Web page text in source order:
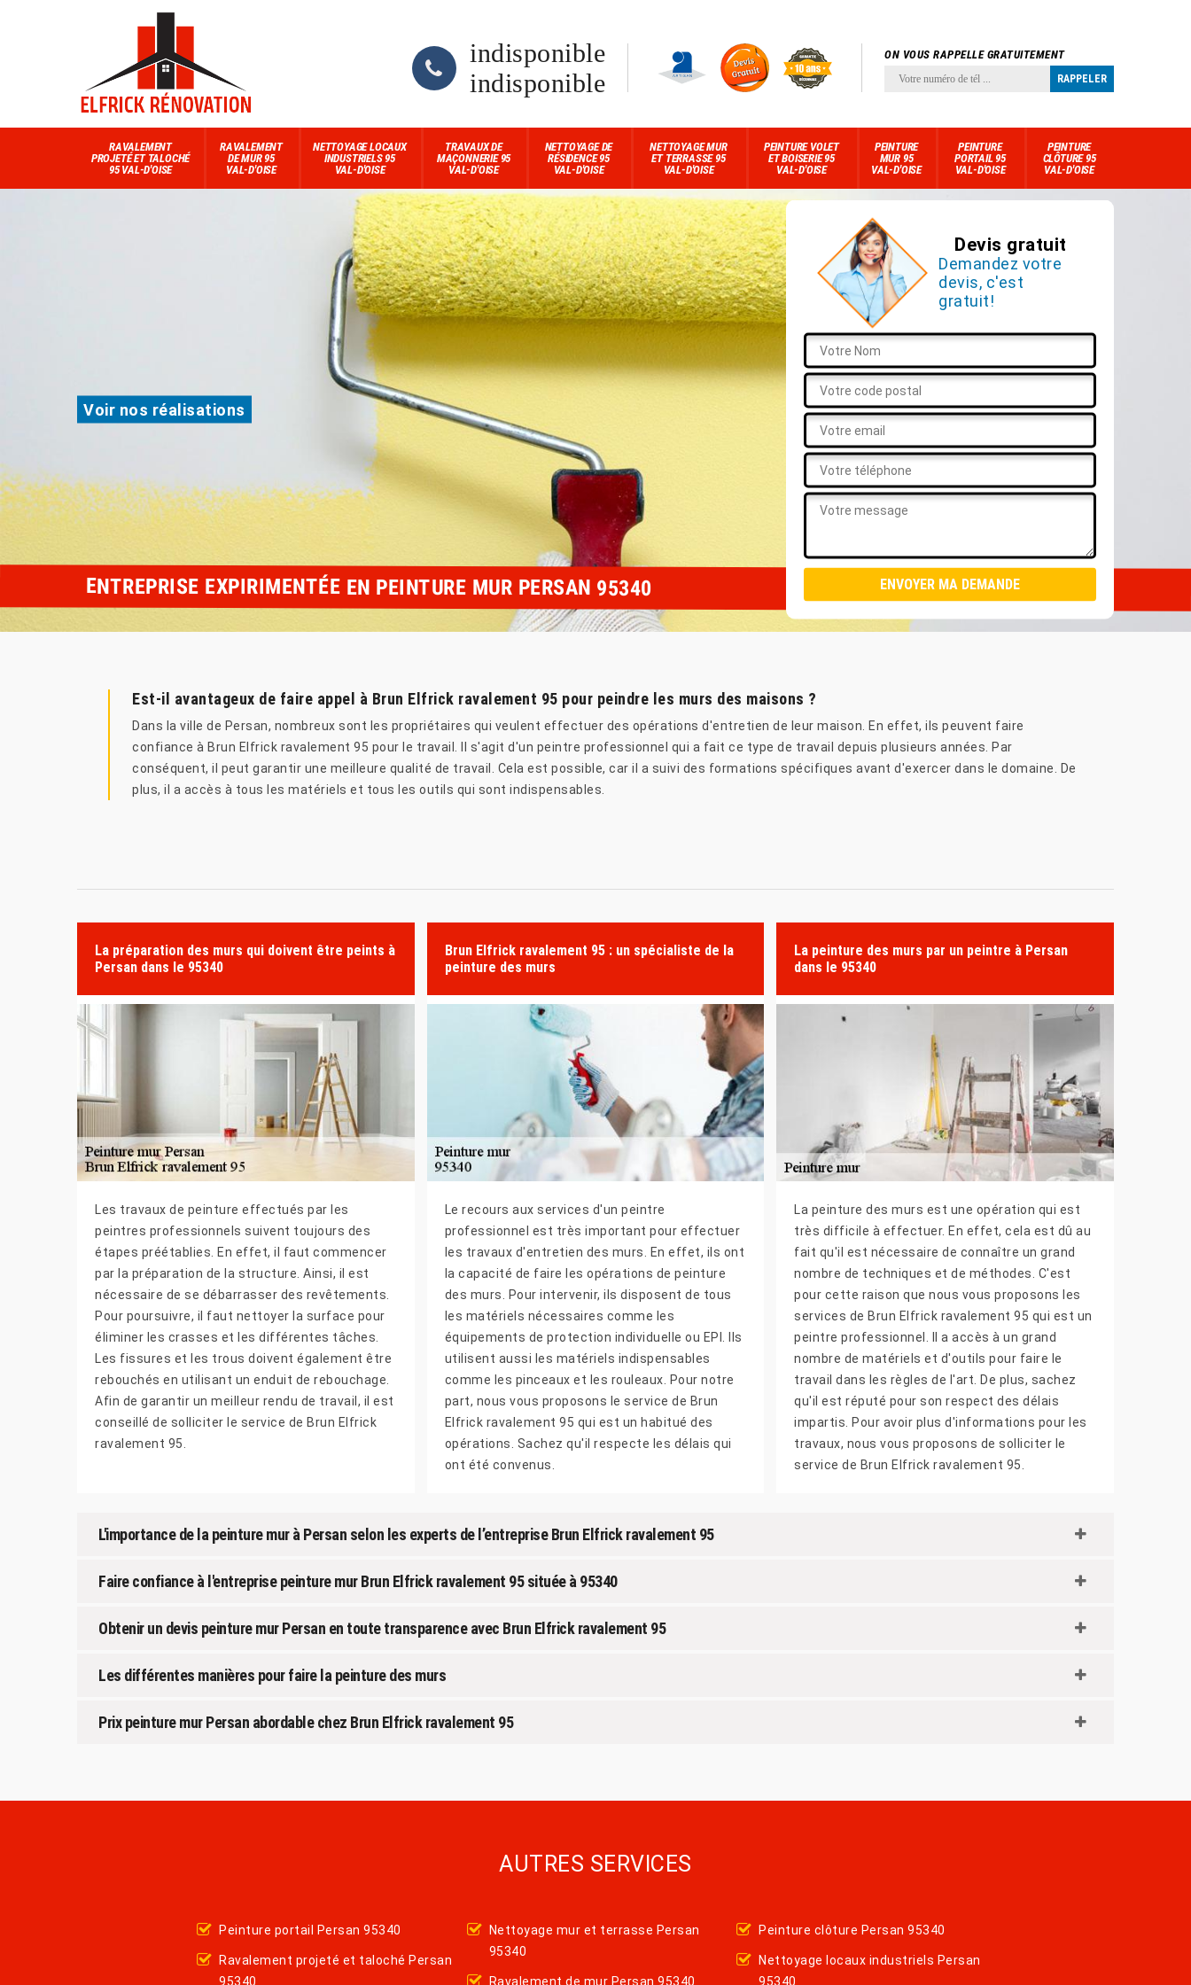
indisponible
indisponible
ON VOUS RAPPELLE GRATUITEMENT
RAVALEMENT
PROJETÉ ET TALOCHÉ
95 VAL-D'OISE
RAVALEMENT
DE MUR 95
VAL-D'OISE
NETTOYAGE LOCAUX
INDUSTRIELS 95
VAL-D'OISE
TRAVAUX DE
MAÇONNERIE 95
VAL-D'OISE
NETTOYAGE DE
RÉSIDENCE 95
VAL-D'OISE
NETTOYAGE MUR
ET TERRASSE 95
VAL-D'OISE
PEINTURE VOLET
ET BOISERIE 95
VAL-D'OISE
PEINTURE
MUR 95
VAL-D'OISE
PEINTURE
PORTAIL 95
VAL-D'OISE
PEINTURE
CLÔTURE 95
VAL-D'OISE
Voir nos réalisations
Devis gratuit
Demandez votre
devis, c'est
gratuit!
ENTREPRISE EXPIRIMENTÉE EN PEINTURE MUR PERSAN 95340
Est-il avantageux de faire appel à Brun Elfrick ravalement 95 pour peindre les murs des maisons ?
Dans la ville de Persan, nombreux sont les propriétaires qui veulent effectuer des opérations d'entretien de leur maison. En effet, ils peuvent faire
confiance à Brun Elfrick ravalement 95 pour le travail. Il s'agit d'un peintre professionnel qui a fait ce type de travail depuis plusieurs années. Par
conséquent, il peut garantir une meilleure qualité de travail. Cela est possible, car il a suivi des formations spécifiques avant d'exercer dans le domaine. De
plus, il a accès à tous les matériels et tous les outils qui sont indispensables.
La préparation des murs qui doivent être peints à
Persan dans le 95340
Les travaux de peinture effectués par les
peintres professionnels suivent toujours des
étapes préétablies. En effet, il faut commencer
par la préparation de la structure. Ainsi, il est
nécessaire de se débarrasser des revêtements.
Pour poursuivre, il faut nettoyer la surface pour
éliminer les crasses et les différentes tâches.
Les fissures et les trous doivent également être
rebouchés en utilisant un enduit de rebouchage.
Afin de garantir un meilleur rendu de travail, il est
conseillé de solliciter le service de Brun Elfrick
ravalement 95.
Brun Elfrick ravalement 95 : un spécialiste de la
peinture des murs
Le recours aux services d'un peintre
professionnel est très important pour effectuer
les travaux d'entretien des murs. En effet, ils ont
la capacité de faire les opérations de peinture
des murs. Pour intervenir, ils disposent de tous
les matériels nécessaires comme les
équipements de protection individuelle ou EPI. Ils
utilisent aussi les matériels indispensables
comme les pinceaux et les rouleaux. Pour notre
part, nous vous proposons le service de Brun
Elfrick ravalement 95 qui est un habitué des
opérations. Sachez qu'il respecte les délais qui
ont été convenus.
La peinture des murs par un peintre à Persan
dans le 95340
La peinture des murs est une opération qui est
très difficile à effectuer. En effet, cela est dû au
fait qu'il est nécessaire de connaître un grand
nombre de techniques et de méthodes. C'est
pour cette raison que nous vous proposons les
services de Brun Elfrick ravalement 95 qui est un
peintre professionnel. Il a accès à un grand
nombre de matériels et d'outils pour faire le
travail dans les règles de l'art. De plus, sachez
qu'il est réputé pour son respect des délais
impartis. Pour avoir plus d'informations pour les
travaux, nous vous proposons de solliciter le
service de Brun Elfrick ravalement 95.
L'importance de la peinture mur à Persan selon les experts de l’entreprise Brun Elfrick ravalement 95
Faire confiance à l'entreprise peinture mur Brun Elfrick ravalement 95 située à 95340
Obtenir un devis peinture mur Persan en toute transparence avec Brun Elfrick ravalement 95
Les différentes manières pour faire la peinture des murs
Prix peinture mur Persan abordable chez Brun Elfrick ravalement 95
AUTRES SERVICES
Peinture portail Persan 95340
Ravalement projeté et taloché Persan
95340
Nettoyage mur et terrasse Persan
95340
Ravalement de mur Persan 95340
Peinture clôture Persan 95340
Nettoyage locaux industriels Persan
95340